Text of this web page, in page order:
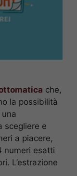
che,
la possibilità
scegliere e
a piacere,
numeri esatti
L’estrazione